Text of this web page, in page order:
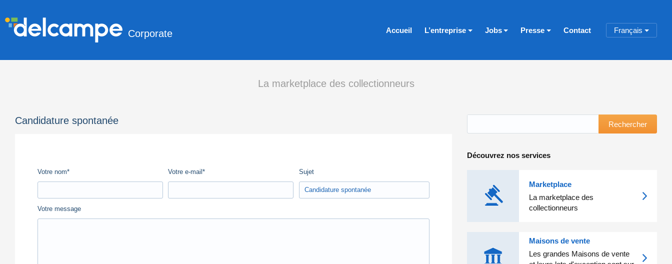
Corporate Accueil L’entreprise Jobs Presse Contact Français
La marketplace des collectionneurs
Candidature spontanée
Votre nom* Votre e-mail* Sujet
Votre message
Rechercher
Découvrez nos services
Marketplace
La marketplace des
collectionneurs
Maisons de vente
Les grandes Maisons de vente